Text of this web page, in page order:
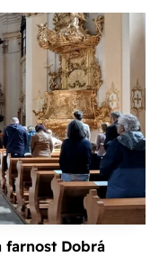
farnost Dobrá